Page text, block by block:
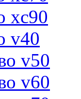
xc90
v40
v50
v60